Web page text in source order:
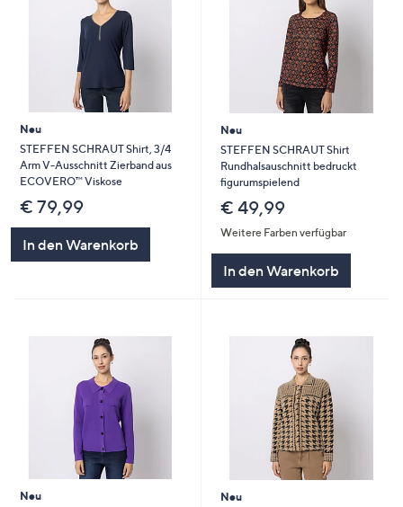
Neu
STEFFEN SCHRAUT Shirt, 3/4
Arm V-Ausschnitt Zierband aus
ECOVERO™ Viskose
€ 79,99
In den Warenkorb
Neu
STEFFEN SCHRAUT Shirt
Rundhalsauschnitt bedruckt
figurumspielend
€ 49,99
Weitere Farben verfügbar
In den Warenkorb
Neu
Neu